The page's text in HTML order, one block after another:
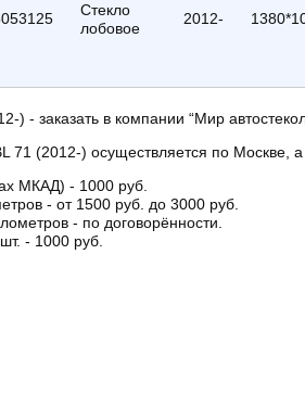
Стекло
лобовое
2012-
) - заказать в компании “Мир
71 (2012-) осуществляется по Москве,
МКАД) - 1000 руб.
- от 1500 руб. до 3000 руб.
- по договорённости.
- 1000 руб.